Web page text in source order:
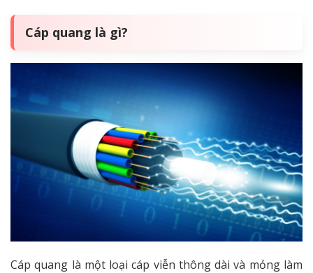
Cáp quang là gì?
Cáp quang là một loại cáp viễn thông dài và mỏng làm